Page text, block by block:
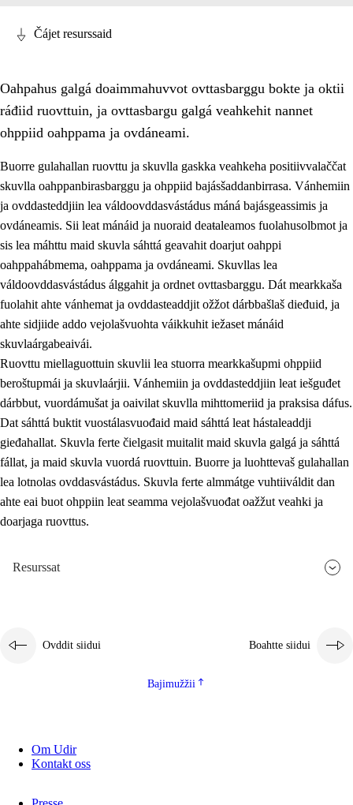
3. Skuvlla praksisa prinsihpat
3.1 Fátmmasteaddji oahppanbiras
3.2 Oahpaheapmi ja heivehuvvon oahpahus
Ovttasbargu ruovttu ja skuvlla gaskka
3.4 Oahpahus oahppofitnodagas ja bargoeallimis
3.5 Profešuvdnasearvevuohta ja skuvlaovdáneapmi
Čájet resurssaid
Oahpahus galgá doaimmahuvvot ovttasbarggu bokte ja oktii
ráđiid ruovttuin, ja ovttasbargu galgá veahkehit nannet
ohppiid oahppama ja ovdáneami.
Buorre gulahallan ruovttu ja skuvlla gaskka veahkeha positiivvalaččat
skuvlla oahppanbirasbarggu ja ohppiid bajásšaddanbirrasa. Vánhemiin
ja ovddasteddjiin lea váldoovddasvástádus máná bajásgeassimis ja
ovdáneamis. Sii leat mánáid ja nuoraid deaŧaleamos fuolahusolbmot ja
sis lea máhttu maid skuvla sáhttá geavahit doarjut oahppi
oahppahábmema, oahppama ja ovdáneami. Skuvllas lea
váldoovddasvástádus álggahit ja ordnet ovttasbarggu. Dát mearkkaša
fuolahit ahte vánhemat ja ovddasteaddjit ožžot dárbbašlaš dieđuid, ja
ahte sidjiide addo vejolašvuohta váikkuhit iežaset mánáid
skuvlaárgabeaivái.
Ruovttu miellaguottuin skuvlii lea stuorra mearkkašupmi ohppiid
beroštupmái ja skuvlaárjii. Vánhemiin ja ovddasteddjiin leat iešguđet
dárbbut, vuordámušat ja oaivilat skuvlla mihttomeriid ja praksisa dáfus.
Dat sáhttá buktit vuostálasvuođaid maid sáhttá leat hástaleaddji
gieđahallat. Skuvla ferte čielgasit muitalit maid skuvla galgá ja sáhttá
fállat, ja maid skuvla vuordá ruovttuin. Buorre ja luohttevaš gulahallan
lea lotnolas ovddasvástádus. Skuvla ferte almmátge vuhtiiváldit dan
ahte eai buot ohppiin leat seamma vejolašvuođat oažžut veahki ja
doarjaga ruovttus.
Resurssat
Ovddit siidui Boahtte siidui
Bajimužžii
Om Udir
Kontakt oss